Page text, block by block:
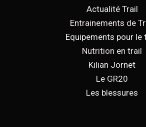
Actualité Trail
Entrainements de
Equipements pour le
Nutrition en trail
Kilian Jornet
Le GR20
Les blessures